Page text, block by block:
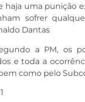
haja uma punição
sofrer
Dantas
a PM, os
e toda a
como pelo